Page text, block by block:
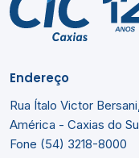
Endereço
Rua Ítalo Victor
América - Caxias do
Fone (54) 3218-8000